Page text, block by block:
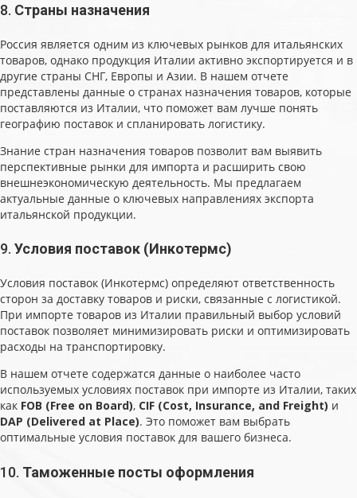
8. Страны назначения
Россия является одним из ключевых рынков для итальянских
товаров, однако продукция Италии активно экспортируется и в
другие страны СНГ, Европы и Азии. В нашем отчете
представлены данные о странах назначения товаров, которые
поставляются из Италии, что поможет вам лучше понять
географию поставок и спланировать логистику.
Знание стран назначения товаров позволит вам выявить
перспективные рынки для импорта и расширить свою
внешнеэкономическую деятельность. Мы предлагаем
актуальные данные о ключевых направлениях экспорта
итальянской продукции.
9. Условия поставок (Инкотермс)
Условия поставок (Инкотермс) определяют ответственность
сторон за доставку товаров и риски, связанные с логистикой.
При импорте товаров из Италии правильный выбор условий
поставок позволяет минимизировать риски и оптимизировать
расходы на транспортировку.
В нашем отчете содержатся данные о наиболее часто
используемых условиях поставок при импорте из Италии, таких
как FOB (Free on Board), CIF (Cost, Insurance, and Freight) и
DAP (Delivered at Place). Это поможет вам выбрать
оптимальные условия поставок для вашего бизнеса.
10. Таможенные посты оформления